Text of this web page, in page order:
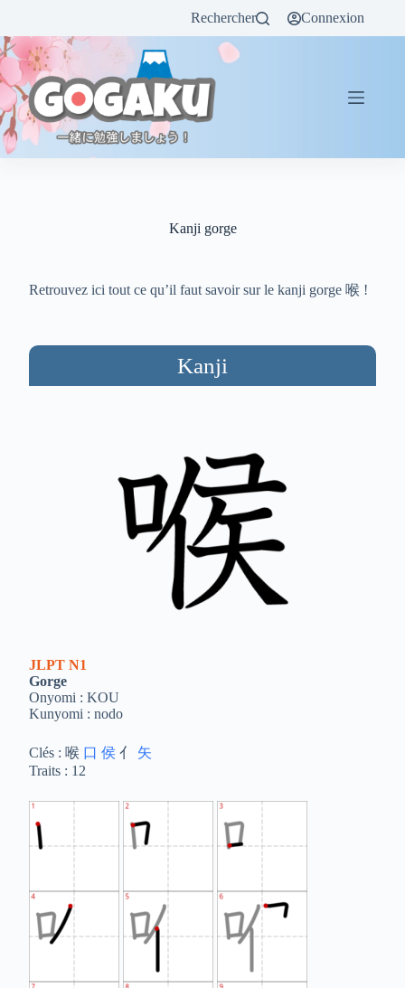
Rechercher Connexion
Kanji gorge
Retrouvez ici tout ce qu’il faut savoir sur le kanji gorge 喉 !
Kanji
JLPT N1
Gorge
Onyomi : KOU
Kunyomi : nodo
Clés : 喉 口 侯 亻 矢
Traits : 12